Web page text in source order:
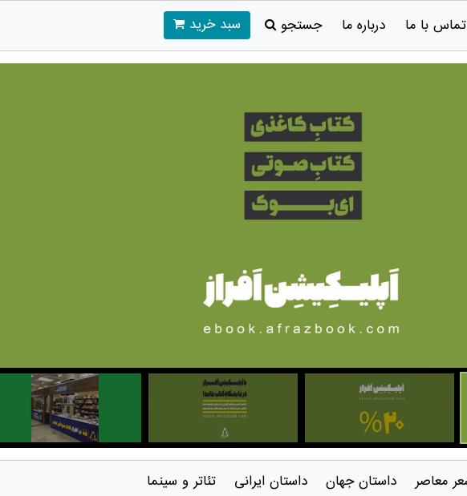
تماس با ما درباره ما جستجو سبد خرید
معاصر داستان جهان داستان ايرانی تئاتر و سينما